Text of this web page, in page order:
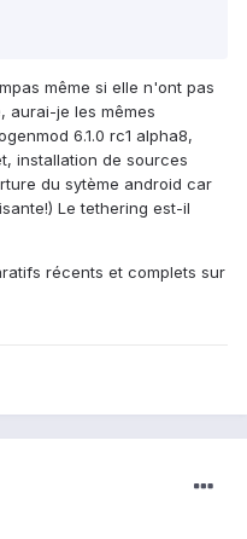
même si elle n'ont pas
aurai-je les mêmes
6.1.0 rc1 alpha8,
installation de sources
du sytème android car
Le tethering est-il
récents et complets sur